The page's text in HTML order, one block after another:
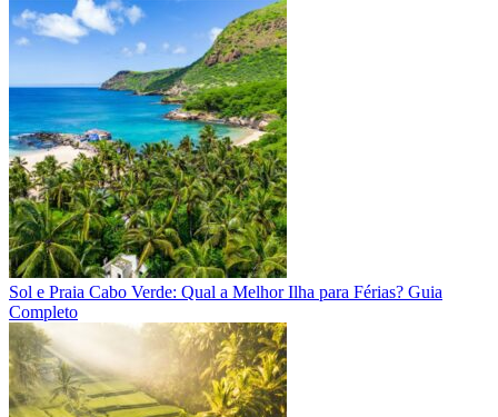
Sol e Praia Cabo Verde: Qual a Melhor Ilha para Férias? Guia
Completo